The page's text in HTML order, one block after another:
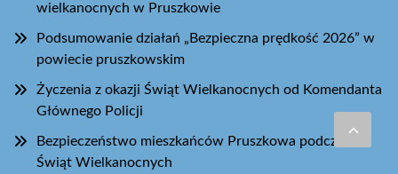
wielkanocnych w Pruszkowie
Podsumowanie działań „Bezpieczna prędkość 2026” w
powiecie pruszkowskim
Życzenia z okazji Świąt Wielkanocnych od Komendanta
Głównego Policji
Bezpieczeństwo mieszkańców Pruszkowa podczas
Świąt Wielkanocnych